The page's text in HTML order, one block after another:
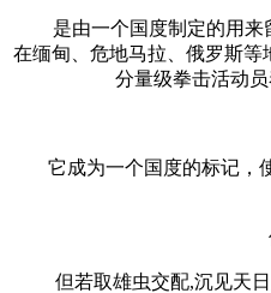
是由一个国度制定的用来留
在缅甸、危地马拉、俄罗斯
分量级拳击活动
芈
它成为一个国度的标记，使
优
但若取雄虫交配,沉见天日